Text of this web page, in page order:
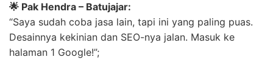
🌟 Pak Hendra – Batujajar:
“Saya sudah coba jasa lain, tapi ini yang paling puas.
Desainnya kekinian dan SEO-nya jalan. Masuk ke
halaman 1 Google!”;